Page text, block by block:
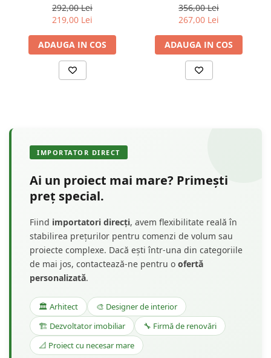
x 19 cm - KC301
292,00 Lei
219,00 Lei
ADAUGA IN COS
x 21 cm - KC 302
356,00 Lei
267,00 Lei
ADAUGA IN COS
IMPORTATOR DIRECT
Ai un proiect mai mare? Primești
preț special.
Fiind importatori direcți, avem flexibilitate reală în
stabilirea prețurilor pentru comenzi de volum sau
proiecte complexe. Dacă ești într-una din categoriile
de mai jos, contactează-ne pentru o ofertă
personalizată.
🏛️ Arhitect
🎨 Designer de interior
🏗️ Dezvoltator imobiliar
🔧 Firmă de renovări
📐 Proiect cu necesar mare